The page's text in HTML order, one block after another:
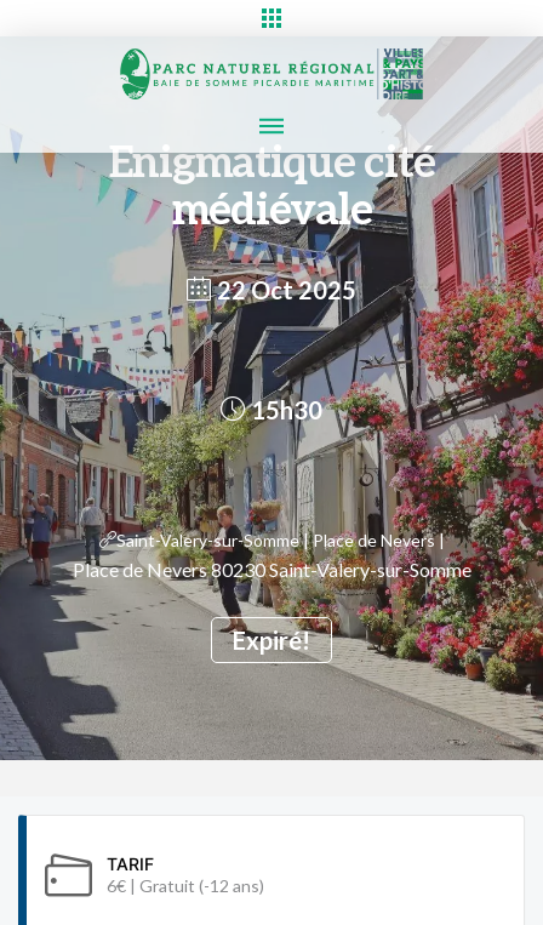
Enigmatique cité
médiévale
22 Oct 2025
Expiré!
15h30
Saint-Valery-sur-Somme | Place de Nevers |
Place de Nevers 80230 Saint-Valery-sur-Somme
TARIF
6€ | Gratuit (-12 ans)